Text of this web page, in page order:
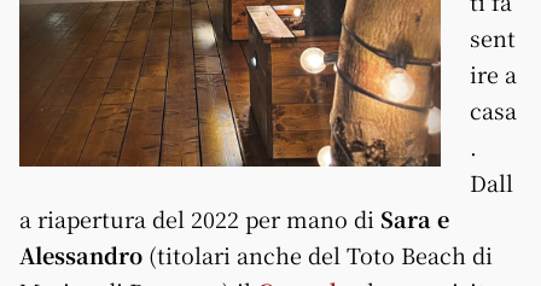
sent
ire a
casa
.
Dall
a riapertura del 2022 per mano di Sara e
Alessandro (titolari anche del Toto Beach di